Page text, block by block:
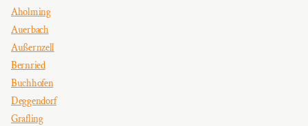
Aholming
Auerbach
Außernzell
Bernried
Buchhofen
Deggendorf
Grafling